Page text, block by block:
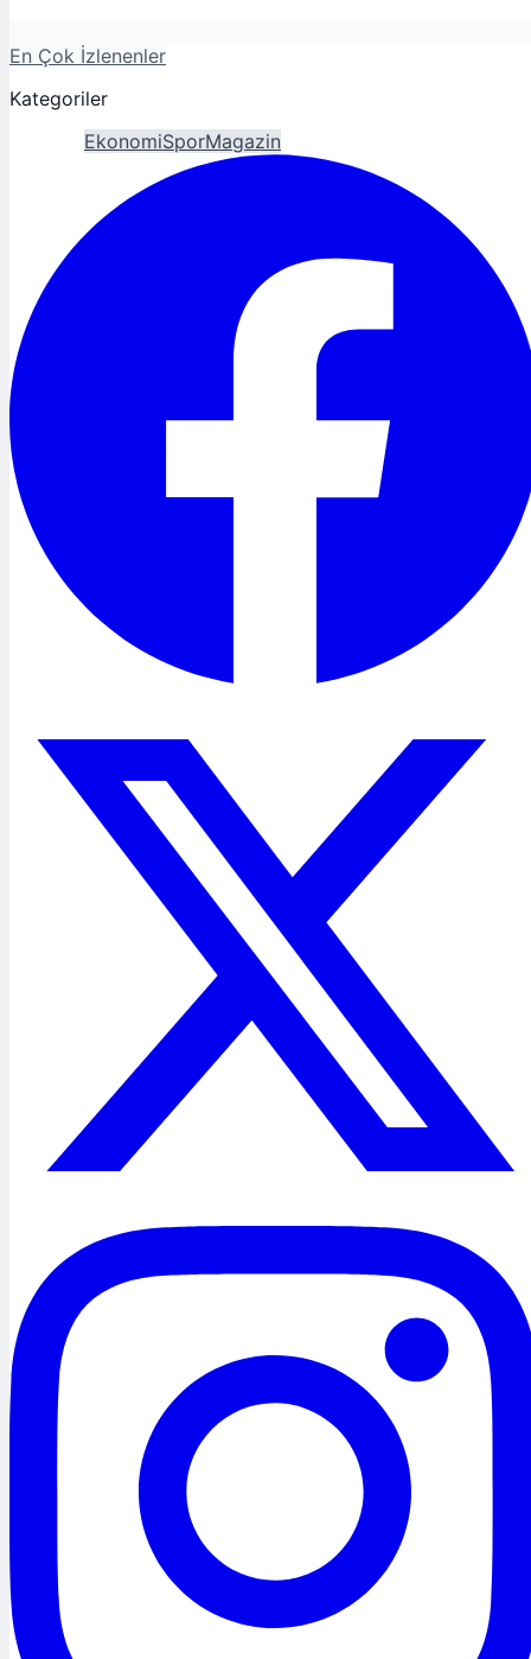
En Çok İzlenenler
Kategoriler
EkonomiSporMagazin